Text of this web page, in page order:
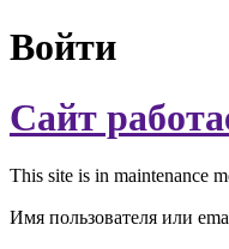
Войти
Сайт
This site is in maintenance
Имя пользователя или